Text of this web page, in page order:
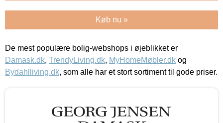
Køb nu »
De mest populære bolig-webshops i øjeblikket er
Damask.dk, TrendyLiving.dk, MyHomeMøbler.dk og
Bydahlliving.dk, som alle har et stort sortiment til gode priser.